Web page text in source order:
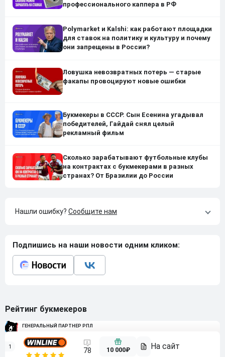
профессионального каппера в РФ
Polymarket и Kalshi: как работают площадки
для ставок на политику и культуру и почему
они запрещены в России?
Ловушка невозвратных потерь — старые
факапы провоцируют новые ошибки
Букмекеры в СССР. Сын Есенина угадывал
победителей, Гайдай снял целый
рекламный фильм
Сколько зарабатывают футбольные клубы
на контрактах с букмекерами в разных
странах? От Бразилии до России
Нашли ошибку? Сообщите нам
Подпишись на наши новости одним кликом:
Рейтинг букмекеров
ГЕНЕРАЛЬНЫЙ ПАРТНЕР РПЛ
1 78 10 000₽